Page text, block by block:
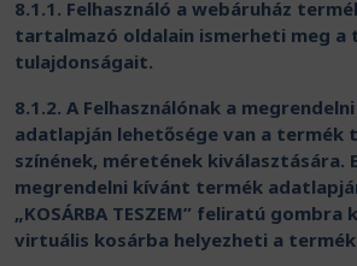
8.1.1. Felhasználó a webáruház
tartalmazó oldalain ismerheti meg a
tulajdonságait.
8.1.2. A Felhasználónak a
adatlapján lehetősége van a termék
színének, méretének kiválasztására.
megrendelni kívánt termék
„KOSÁRBA TESZEM” feliratú
virtuális kosárba helyezheti a